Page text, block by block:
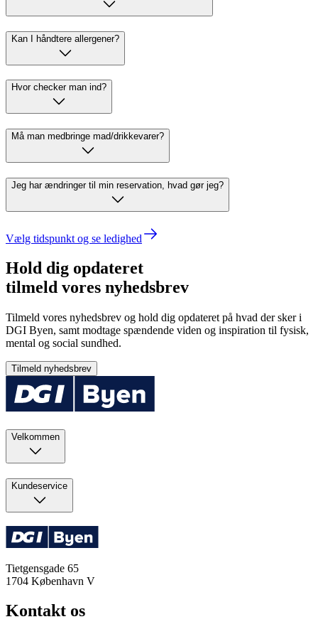
Kan I håndtere allergener?
Hvor checker man ind?
Må man medbringe mad/drikkevarer?
Jeg har ændringer til min reservation, hvad gør jeg?
Vælg tidspunkt og se ledighed
Hold dig opdateret
tilmeld vores nyhedsbrev
Tilmeld vores nyhedsbrev og hold dig opdateret på hvad der sker i
DGI Byen, samt modtage spændende viden og inspiration til fysisk,
mental og social sundhed.
Tilmeld nyhedsbrev
Velkommen
Kundeservice
Tietgensgade 65
1704 København V
Kontakt os